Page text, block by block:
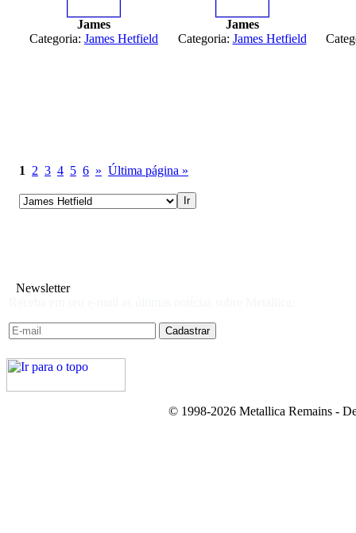
James
Categoria: James Hetfield
James
Categoria: James Hetfield
1 2 3 4 5 6 » Última página »
Newsletter
© 1998-2026 Metallica Remains -